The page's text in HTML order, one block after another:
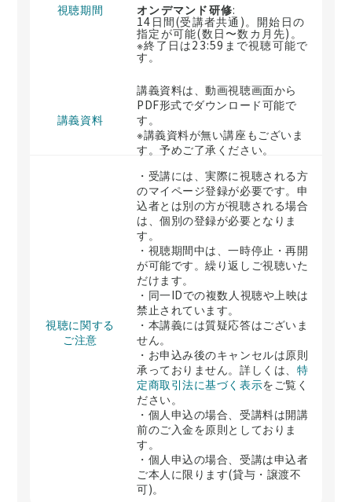
視聴期間
オンデマンド研修:
14日間(受講者共通)。開始日の
指定が可能(数日〜数カ月先)。
※終了日は23:59まで視聴可能で
す。
講義資料
講義資料は、動画視聴画面から
PDF形式でダウンロード可能で
す。
※講義資料が無い講座もございま
す。予めご了承ください。
視聴に関する
ご注意
・受講には、実際に視聴される方
のマイページ登録が必要です。申
込者とは別の方が視聴される場合
は、個別の登録が必要となりま
す。
・視聴期間中は、一時停止・再開
が可能です。繰り返しご視聴いた
だけます。
・同一IDでの複数人視聴や上映は
禁止されています。
・本講義には質疑応答はございま
せん。
・お申込み後のキャンセルは原則
承っておりません。詳しくは、 特
定商取引法に基づく表示をご覧く
ださい。
・個人申込の場合、受講料は開講
前のご入金を原則としておりま
す。
・個人申込の場合、受講は申込者
ご本人に限ります(貸与・譲渡不
可)。